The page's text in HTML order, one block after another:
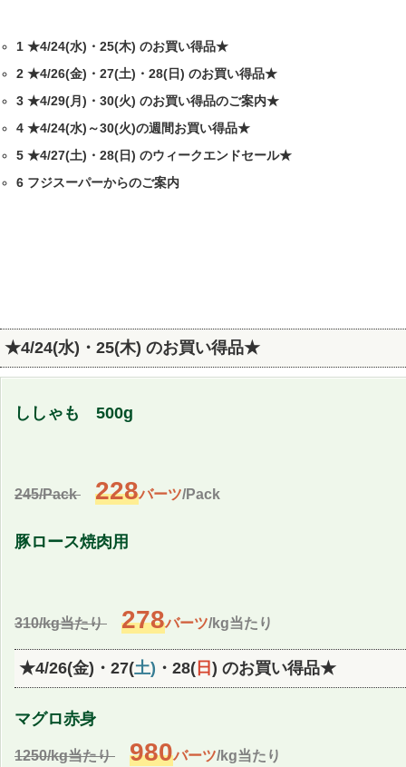
1 ★4/24(水)・25(木) のお買い得品★
2 ★4/26(金)・27(土)・28(日) のお買い得品★
3 ★4/29(月)・30(火) のお買い得品のご案内★
4 ★4/24(水)～30(火)の週間お買い得品★
5 ★4/27(土)・28(日) のウィークエンドセール★
6 フジスーパーからのご案内
★4/24(水)・25(木) のお買い得品★
ししゃも 500g
245/Pack 228バーツ/Pack
豚ロース焼肉用
310/kg当たり 278バーツ/kg当たり
★4/26(金)・27(土) ・28( 日 ) のお買い得品★
マグロ赤身
1250/kg当たり 980バーツ/kg当たり